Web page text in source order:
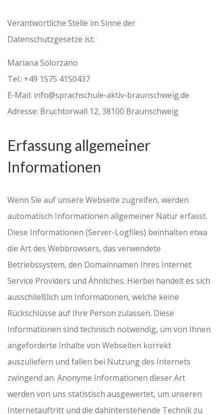
Verantwortliche Stelle im Sinne der
Datenschutzgesetze ist:
Mariana Solorzano
Tel.: +49 1575 4150437
E-Mail: info@sprachschule-aktiv-braunschweig.de
Adresse: Bruchtorwall 12, 38100 Braunschweig
Erfassung allgemeiner
Informationen
Wenn Sie auf unsere Webseite zugreifen, werden
automatisch Informationen allgemeiner Natur erfasst.
Diese Informationen (Server-Logfiles) beinhalten etwa
die Art des Webbrowsers, das verwendete
Betriebssystem, den Domainnamen Ihres Internet
Service Providers und Ähnliches. Hierbei handelt es sich
ausschließlich um Informationen, welche keine
Rückschlüsse auf Ihre Person zulassen. Diese
Informationen sind technisch notwendig, um von Ihnen
angeforderte Inhalte von Webseiten korrekt
auszuliefern und fallen bei Nutzung des Internets
zwingend an. Anonyme Informationen dieser Art
werden von uns statistisch ausgewertet, um unseren
Internetauftritt und die dahinterstehende Technik zu